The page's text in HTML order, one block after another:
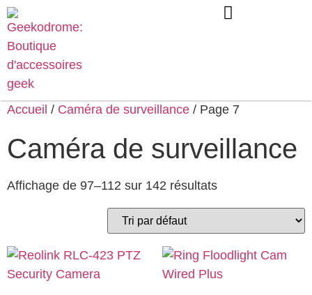
Accueil / Caméra de surveillance / Page 7
Caméra de surveillance
Affichage de 97–112 sur 142 résultats